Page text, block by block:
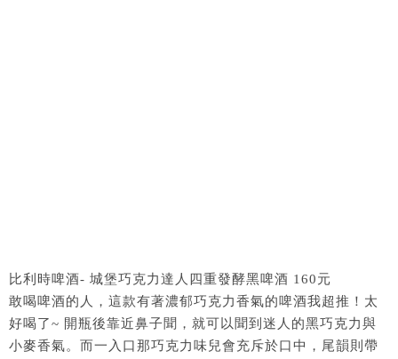
比利時啤酒- 城堡巧克力達人四重發酵黑啤酒 160元
敢喝啤酒的人，這款有著濃郁巧克力香氣的啤酒我超推！太
好喝了~ 開瓶後靠近鼻子聞，就可以聞到迷人的黑巧克力與
小麥香氣。而一入口那巧克力味兒會充斥於口中，尾韻則帶